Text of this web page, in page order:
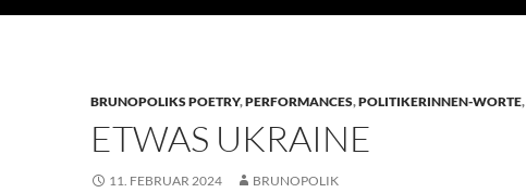
BRUNOPOLIKS POETRY,PERFORMANCES,POLITIKERINNEN-WORTE,
ETWAS UKRAINE
11. FEBRUAR 2024 BRUNOPOLIK